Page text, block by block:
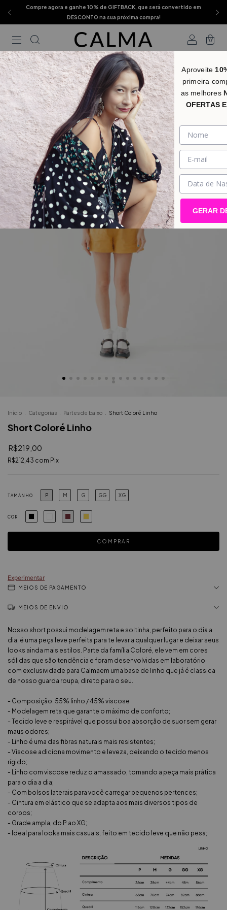
Compre agora e ganhe 10% de GIFTBACK, que será convertido em
DESCONTO na sua próxima compra!
0
Início Categorias Partes de baixo Short Coloré Linho
Short Coloré Linho
R$219,00
R$212,43 com Pix
TAMANHO P M G GG XG
COR
Experimentar
MEIOS DE PAGAMENTO
MEIOS DE ENVIO
Nosso short possui modelagem reta e soltinha, perfeito para o dia a
dia, é uma peça leve perfeita para te levar a qualquer lugar e deixar seus
looks ainda mais estilos. Parte da família Coloré, ele vem em cores
sólidas que são tendência e foram desenvolvidas em laboratório
com exclusividade para Calmaem uma base de linho que já é classica
de nosso guarda roupa, direto para o seu.
- Composição: 55% linho / 45% viscose
- Modelagem reta que garante o máximo de conforto;
- Tecido leve e respirável que possui boa absorção de suor sem gerar
maus odores;
- Linho é uma das fibras naturais mais resistentes;
- Viscose adiciona movimento e leveza, deixando o tecido menos
rígido;
- Linho com viscose reduz o amassado, tornando a peça mais prática
para o dia a dia;
- Com bolsos laterais para você carregar pequenos pertences;
- Cintura em elástico que se adapta aos mais diversos tipos de
corpos;
- Grade ampla, do P ao XG;
- Ideal para looks mais casuais, feito em tecido leve que não pesa;
Aproveite
primeira
as melhores
OFERTAS
GERAR